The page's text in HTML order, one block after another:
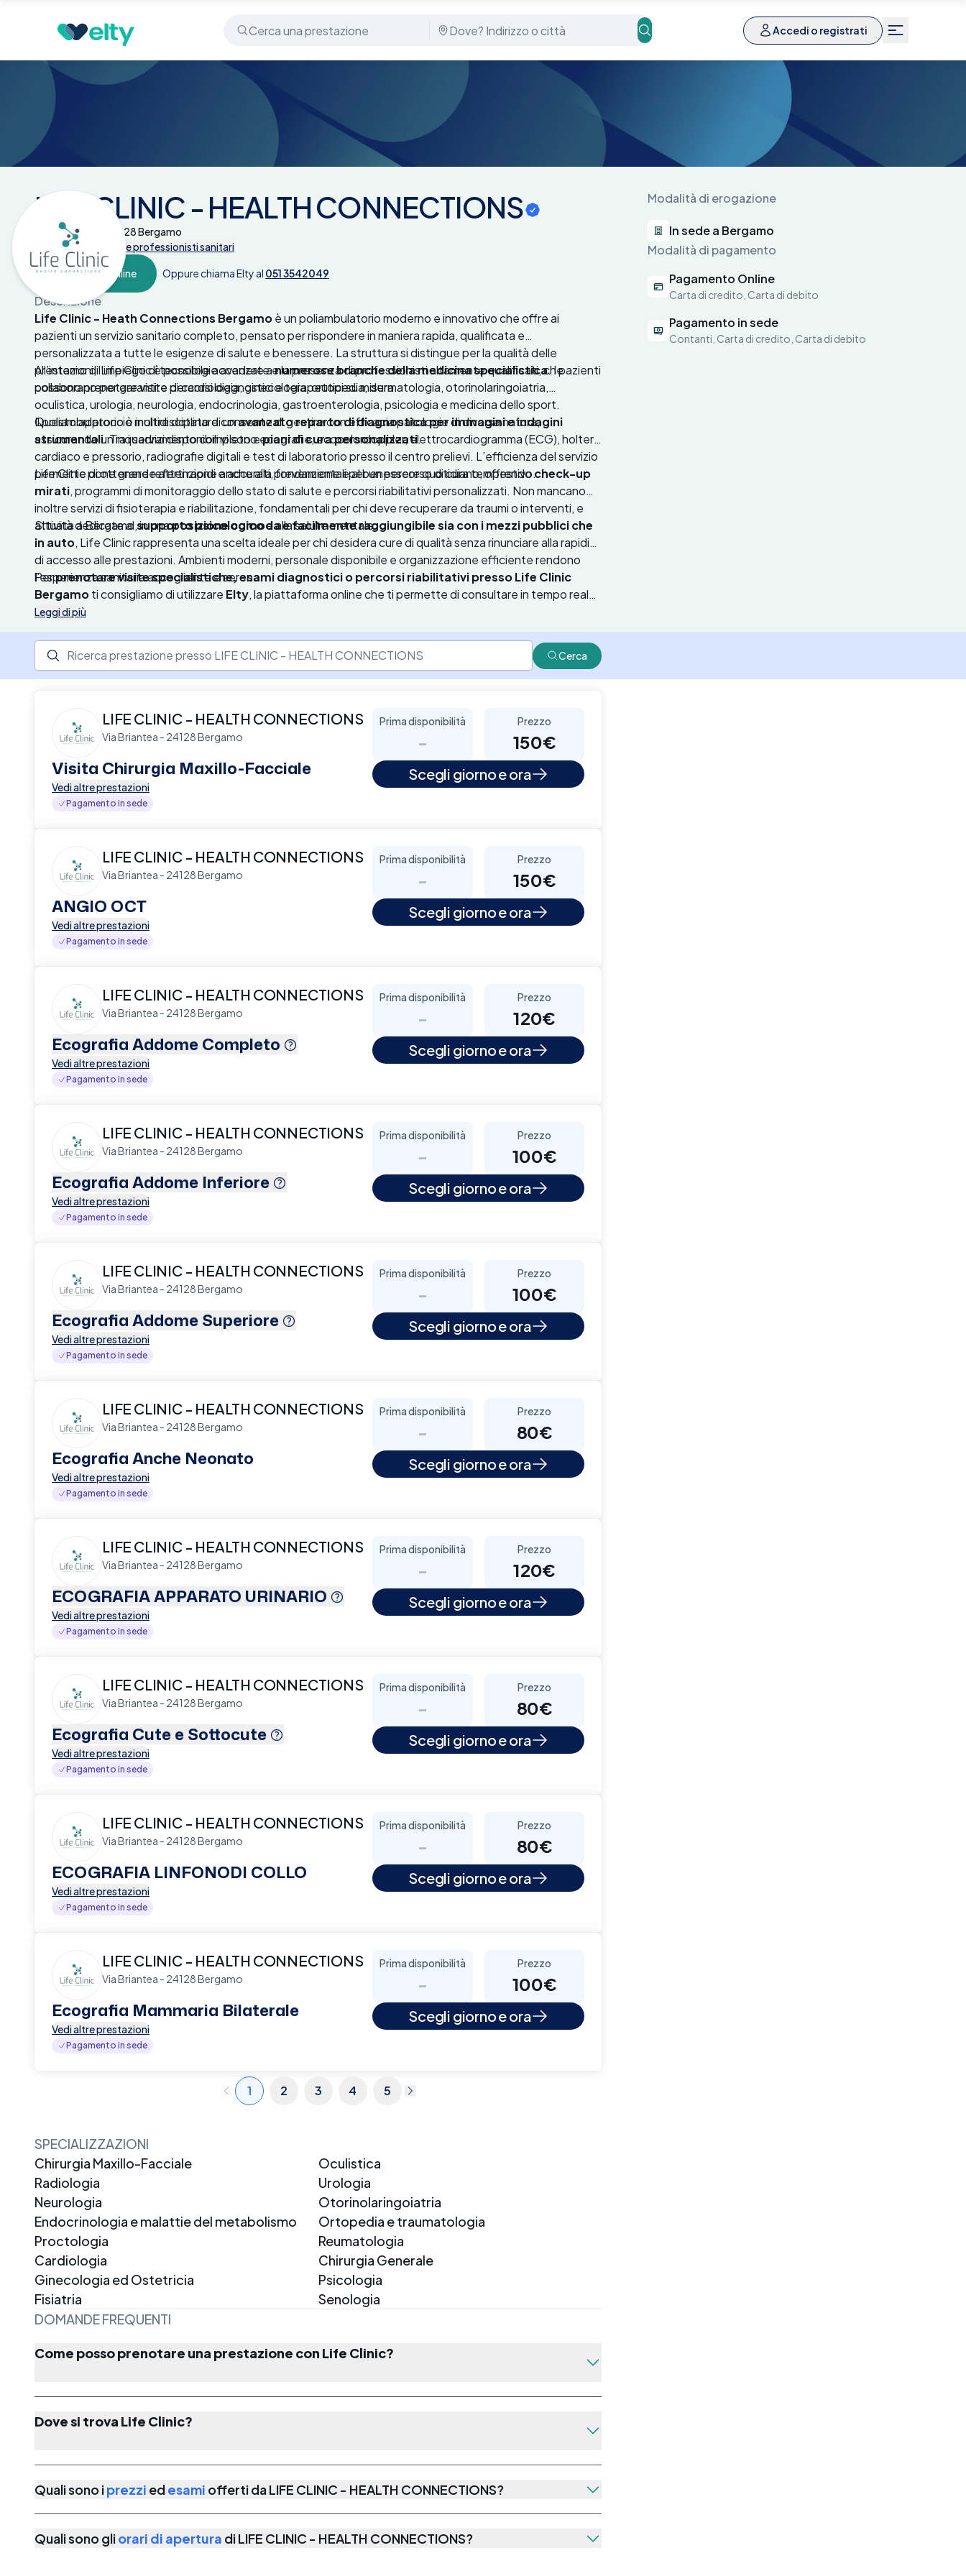
Accedi o registrati
Centri medici
LIFE CLINIC - HEALTH CONNECTIONS
Via Briantea 5 - 24128 Bergamo
Tutte le prestazioni e professionisti sanitari
Prenota online Oppure chiama Elty al 051 3542049
Descrizione
Life Clinic - Heath Connections Bergamoè un poliambulatorio moderno e innovativo che offre ai
pazienti un servizio sanitario completo, pensato per rispondere in maniera rapida, qualificata e
personalizzata a tutte le esigenze di salute e benessere. La struttura si distingue per la qualità delle
prestazioni, l’impiego di tecnologie avanzate e la presenza di professionisti altamente qualificati, che
collaborano per garantire percorsi diagnostici e terapeutici su misura.
All’interno di Life Clinic è possibile accedere anumerose branche della medicina specialistica. I pazienti
possono prenotare visite di cardiologia, ginecologia, ortopedia, dermatologia, otorinolaringoiatria,
oculistica, urologia, neurologia, endocrinologia, gastroenterologia, psicologia e medicina dello sport.
Questo approccio multidisciplinare consente di gestire con efficacia patologie di diversa natura,
assicurando un inquadramento completo epiani di cura personalizzati.
Il poliambulatorio è inoltre dotato di unavanzato reparto di diagnostica per immagini e indagini
strumentali. Tra i servizi disponibili vi sono ecografie, ecocolordoppler, elettrocardiogramma (ECG), holter
cardiaco e pressorio, radiografie digitali e test di laboratorio presso il centro prelievi. L’efficienza del servizio
permette di ottenere referti rapidi e accurati, fondamentali per un percorso di cura tempestivo.
Life Clinic pone grande attenzione anche alla prevenzione e al benessere quotidiano, offrendocheck-up
mirati, programmi di monitoraggio dello stato di salute e percorsi riabilitativi personalizzati. Non mancano
inoltre servizi di fisioterapia e riabilitazione, fondamentali per chi deve recuperare da traumi o interventi, e
attività dedicate alsupporto psicologicoe alla salute mentale.
Situata a Bergamo, in unaposizione comoda e facilmente raggiungibile sia con i mezzi pubblici che
in auto, Life Clinic rappresenta una scelta ideale per chi desidera cure di qualità senza rinunciare alla rapidità
di accesso alle prestazioni. Ambienti moderni, personale disponibile e organizzazione efficiente rendono
l’esperienza sanitaria accogliente e serena.
Perprenotare visite specialistiche, esami diagnostici o percorsi riabilitativi presso Life Clinic
Bergamoti consigliamo di utilizzare Elty, la piattaforma online che ti permette di consultare in tempo reale
disponibilità e costi, scegliere lo specialista e confermare la tua prenotazione in pochi click, senza costi
Leggi di più
Modalità di erogazione
In sede a Bergamo
Modalità di pagamento
Pagamento Online
Carta di credito, Carta di debito
Pagamento in sede
Contanti, Carta di credito, Carta di debito
Ricerca prestazione presso il centro medico Cerca
LIFE CLINIC - HEALTH CONNECTIONS
Via Briantea - 24128 Bergamo
Visita Chirurgia Maxillo-Facciale
Vedi altre prestazioni
Pagamento in sede
Prima disponibilità
-
Prezzo
150€
Scegli giorno e ora
LIFE CLINIC - HEALTH CONNECTIONS
Via Briantea - 24128 Bergamo
ANGIO OCT
Vedi altre prestazioni
Pagamento in sede
Prima disponibilità
-
Prezzo
150€
Scegli giorno e ora
LIFE CLINIC - HEALTH CONNECTIONS
Via Briantea - 24128 Bergamo
Ecografia Addome Completo
Vedi altre prestazioni
Pagamento in sede
Prima disponibilità
-
Prezzo
120€
Scegli giorno e ora
LIFE CLINIC - HEALTH CONNECTIONS
Via Briantea - 24128 Bergamo
Ecografia Addome Inferiore
Vedi altre prestazioni
Pagamento in sede
Prima disponibilità
-
Prezzo
100€
Scegli giorno e ora
LIFE CLINIC - HEALTH CONNECTIONS
Via Briantea - 24128 Bergamo
Ecografia Addome Superiore
Vedi altre prestazioni
Pagamento in sede
Prima disponibilità
-
Prezzo
100€
Scegli giorno e ora
LIFE CLINIC - HEALTH CONNECTIONS
Via Briantea - 24128 Bergamo
Ecografia Anche Neonato
Vedi altre prestazioni
Pagamento in sede
Prima disponibilità
-
Prezzo
80€
Scegli giorno e ora
LIFE CLINIC - HEALTH CONNECTIONS
Via Briantea - 24128 Bergamo
ECOGRAFIA APPARATO URINARIO
Vedi altre prestazioni
Pagamento in sede
Prima disponibilità
-
Prezzo
120€
Scegli giorno e ora
LIFE CLINIC - HEALTH CONNECTIONS
Via Briantea - 24128 Bergamo
Ecografia Cute e Sottocute
Vedi altre prestazioni
Pagamento in sede
Prima disponibilità
-
Prezzo
80€
Scegli giorno e ora
LIFE CLINIC - HEALTH CONNECTIONS
Via Briantea - 24128 Bergamo
ECOGRAFIA LINFONODI COLLO
Vedi altre prestazioni
Pagamento in sede
Prima disponibilità
-
Prezzo
80€
Scegli giorno e ora
LIFE CLINIC - HEALTH CONNECTIONS
Via Briantea - 24128 Bergamo
Ecografia Mammaria Bilaterale
Vedi altre prestazioni
Pagamento in sede
Prima disponibilità
-
Prezzo
100€
Scegli giorno e ora
1 2 3 4 5
SPECIALIZZAZIONI
Chirurgia Maxillo-Facciale
Oculistica
Radiologia
Urologia
Neurologia
Otorinolaringoiatria
Endocrinologia e malattie del metabolismo
Ortopedia e traumatologia
Proctologia
Reumatologia
Cardiologia
Chirurgia Generale
Ginecologia ed Ostetricia
Psicologia
Fisiatria
Senologia
DOMANDE FREQUENTI
Come posso prenotare una prestazione con Life Clinic?
Dove si trova Life Clinic?
Quali sono iprezzi edesami offerti daLIFE CLINIC - HEALTH CONNECTIONS?
Quali sono gliorari di apertura diLIFE CLINIC - HEALTH CONNECTIONS?